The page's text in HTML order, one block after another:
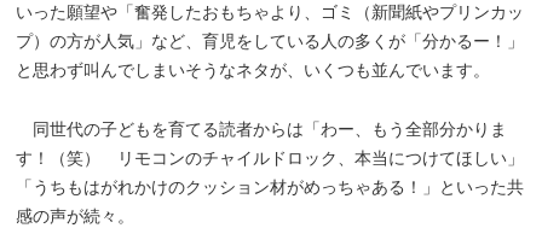
いった願望や「奮発したおもちゃより、ゴミ（新聞紙やプリンカッ
プ）の方が人気」など、育児をしている人の多くが「分かるー！」
と思わず叫んでしまいそうなネタが、いくつも並んでいます。
同世代の子どもを育てる読者からは「わー、もう全部分かりま
す！（笑） リモコンのチャイルドロック、本当につけてほしい」
「うちもはがれかけのクッション材がめっちゃある！」といった共
感の声が続々。